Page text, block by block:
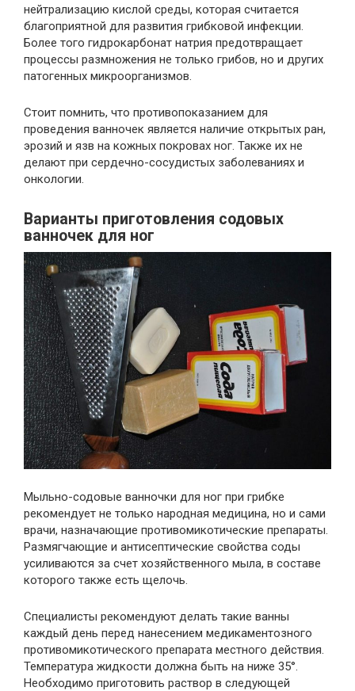
нейтрализацию кислой среды, которая считается
благоприятной для развития грибковой инфекции.
Более того гидрокарбонат натрия предотвращает
процессы размножения не только грибов, но и других
патогенных микроорганизмов.
Стоит помнить, что противопоказанием для
проведения ванночек является наличие открытых ран,
эрозий и язв на кожных покровах ног. Также их не
делают при сердечно-сосудистых заболеваниях и
онкологии.
Варианты приготовления содовых
ванночек для ног
Мыльно-содовые ванночки для ног при грибке
рекомендует не только народная медицина, но и сами
врачи, назначающие противомикотические препараты.
Размягчающие и антисептические свойства соды
усиливаются за счет хозяйственного мыла, в составе
которого также есть щелочь.
Специалисты рекомендуют делать такие ванны
каждый день перед нанесением медикаментозного
противомикотического препарата местного действия.
Температура жидкости должна быть на ниже 35°.
Необходимо приготовить раствор в следующей